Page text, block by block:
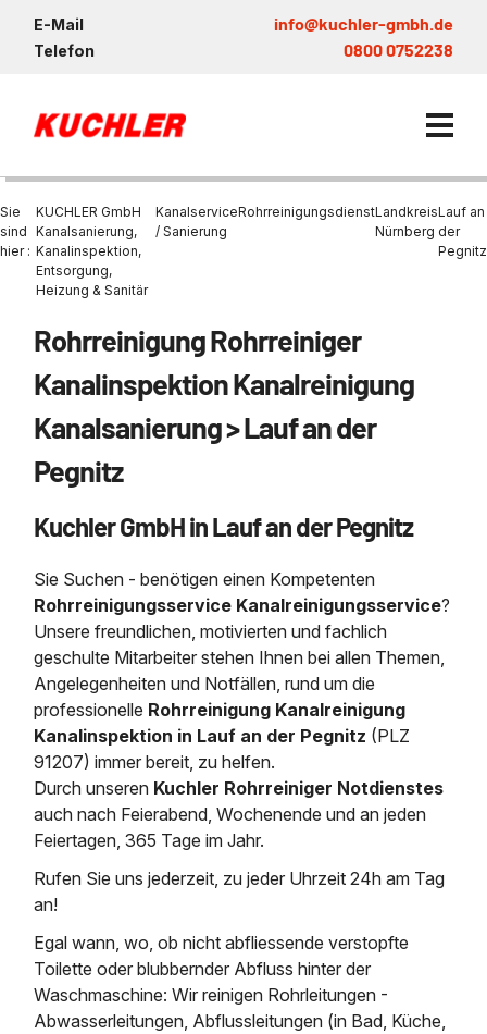
E-Mail info@kuchler-gmbh.de
Telefon 0800 0752238
Kanalservice / Sanierung
Kanalsanierung
Großprofilsanierung
Schachtsanierung
Grubenentleerung
24h Notdienst
Kosten Preise
Rohrreinigungsdienst
Dükerreinigung
Entsorgung
Entsorgung und
Bohrschlamm
Entsorgung von
Chemisch physikalische
Regenrückhaltebecken
Grubenentleerung und
Sickerschacht Reinigung
Abfallzwischenlager
Austausch von
Schießstandsanierung -
Mobile Schlamm-
Abscheider
Entleerung Entsorgung
Wartung und Vollservice
Prüfung &
Entsorgung
Be- und Entkiesen von
Entleerung von
Faultürmen per
Fermenter-Entleerung
Regenrückhaltebecken
Entschlammung
Trockensaugen von
etc.
Weitere Services mit
Heizung / Sanitär
Heizung / Sanitär
Wärmepumpen Zentrum
Brückenentwässerung
Tiefbau
Unternehmen
KUCHLER GRUPPE
Nachhaltigkeit & Umwelt
Referenzen
Stellenangebote
Kontakt
Sie
sind
hier :
KUCHLER GmbH
Kanalsanierung,
Kanalinspektion,
Entsorgung,
Heizung & Sanitär
Kanalservice
/ Sanierung
RohrreinigungsdienstLandkreis
Nürnberg
Lauf an
der
Pegnitz
Rohrreinigung Rohrreiniger
Kanalinspektion Kanalreinigung
Kanalsanierung > Lauf an der
Pegnitz
Kuchler GmbH in Lauf an der Pegnitz
Sie Suchen - benötigen einen Kompetenten
Rohrreinigungsservice Kanalreinigungsservice?
Unsere freundlichen, motivierten und fachlich
geschulte Mitarbeiter stehen Ihnen bei allen Themen,
Angelegenheiten und Notfällen, rund um die
professionelle Rohrreinigung Kanalreinigung
Kanalinspektion in Lauf an der Pegnitz (PLZ
91207) immer bereit, zu helfen.
Durch unseren Kuchler Rohrreiniger Notdienstes
auch nach Feierabend, Wochenende und an jeden
Feiertagen, 365 Tage im Jahr.
Rufen Sie uns jederzeit, zu jeder Uhrzeit 24h am Tag
an!
Egal wann, wo, ob nicht abfliessende verstopfte
Toilette oder blubbernder Abfluss hinter der
Waschmaschine: Wir reinigen Rohrleitungen -
Abwasserleitungen, Abflussleitungen (in Bad, Küche,